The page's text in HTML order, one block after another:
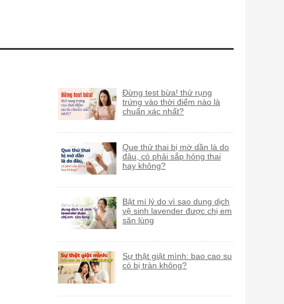
Đừng test bừa! thử rụng
trứng vào thời điểm nào là
chuẩn xác nhất?
Que thử thai bị mờ dần là do
đâu, có phải sắp hỏng thai
hay không?
Bật mí lý do vì sao dung dịch
vệ sinh lavender được chị em
săn lùng
Sự thật giật mình: bao cao su
có bị tràn không?